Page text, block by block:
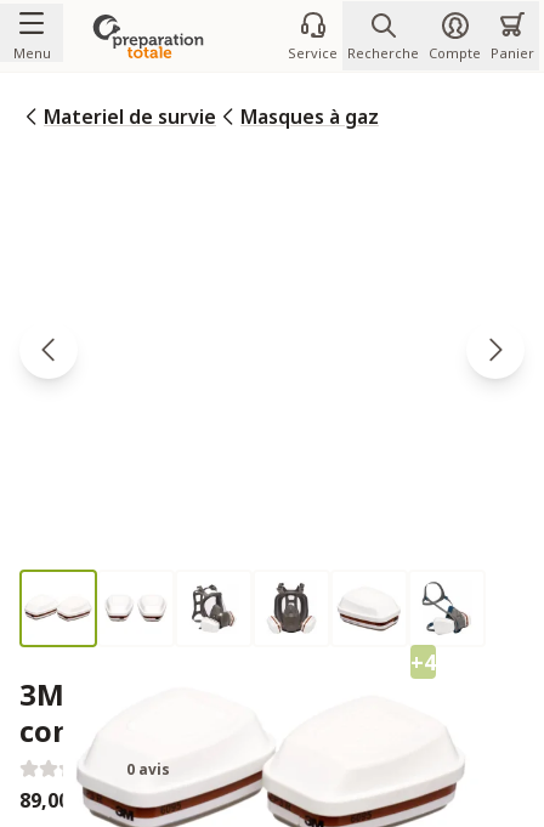
Allez au contenu
Menu Service Recherche Compte Panier
Materiel de survie Masques à gaz
+4
3M 6095 filtre à gaz et
combinaison 4 pièces
0 avis
89,00€